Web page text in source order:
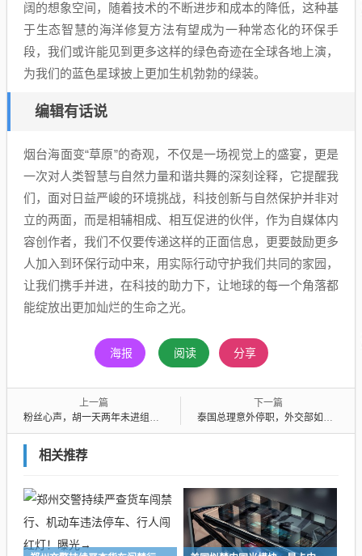
阔的想象空间，随着技术的不断进步和成本的降低，这种基
于生态智慧的海洋修复方法有望成为一种常态化的环保手
段，我们或许能见到更多这样的绿色奇迹在全球各地上演，
为我们的蓝色星球披上更加生机勃勃的绿装。
编辑有话说
烟台海面变“草原”的奇观，不仅是一场视觉上的盛宴，更是
一次对人类智慧与自然力量和谐共舞的深刻诠释，它提醒我
们，面对日益严峻的环境挑战，科技创新与自然保护并非对
立的两面，而是相辅相成、相互促进的伙伴，作为自媒体内
容创作者，我们不仅要传递这样的正面信息，更要鼓励更多
人加入到环保行动中来，用实际行动守护我们共同的家园，
让我们携手并进，在科技的助力下，让地球的每一个角落都
能绽放出更加灿烂的生命之光。
海报 阅读 分享
上一篇
粉丝心声，胡一天两年未进组，爱意不减反增的贴脸大作战
下一篇
泰国总理意外停职，外交部如何应对？
相关推荐